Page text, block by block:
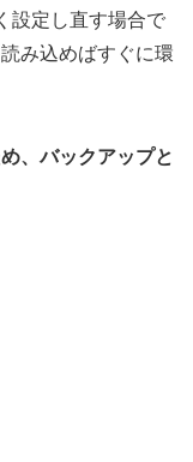
設定し直す場合で
み込めばすぐに環
、バックアップと